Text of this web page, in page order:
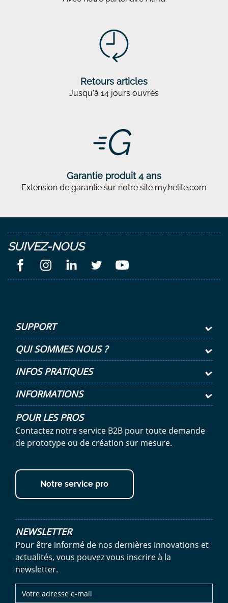
Retours articles
Jusqu'à 14 jours ouvrés
Garantie produit 4 ans
Extension de garantie sur notre site my.helite.com
SUIVEZ-NOUS
SUPPORT
INFOS PRATIQUES
QUI SOMMES NOUS ?
INFORMATIONS
POUR LES PROS
Contactez notre service B2B pour toute demande
de prototype ou de création sur mesure.
Notre service pro
NEWSLETTER
Pour être informé de nos dernières innovations et
actualités, vous pouvez vous inscrire à la
newsletter.